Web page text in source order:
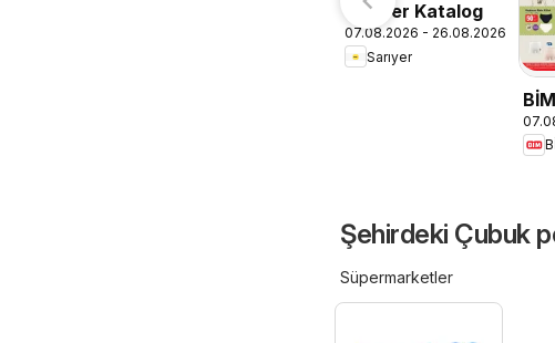
Sarıyer Katalog
07.08.2026 - 26.08.2026
Sarıyer
Şehirdeki Çubuk
Süpermarketler